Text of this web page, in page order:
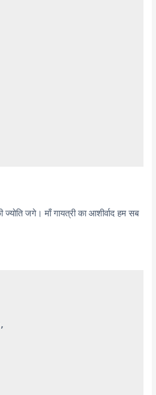
जगे। माँ गायत्री का आशीर्वाद हम सब